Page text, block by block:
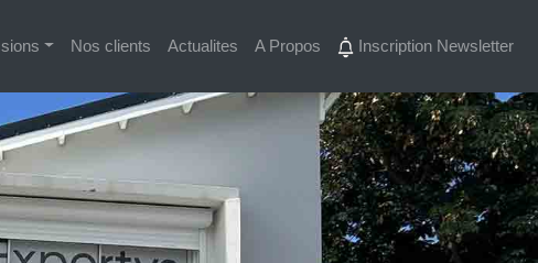
Nos clients Actualites A Propos Inscription Newsletter